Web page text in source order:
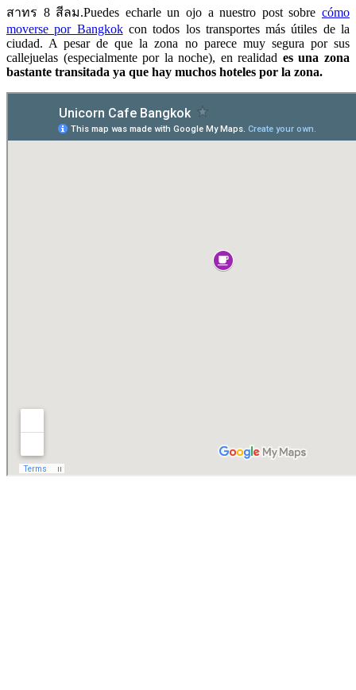
สาทร 8 สีลม.Puedes echarle un ojo a nuestro post sobre cómo
moverse por Bangkokcon todos los transportes más útiles de la
ciudad. A pesar de que la zona no parece muy segura por sus
callejuelas (especialmente por la noche), en realidad es una zona
bastante transitada ya que hay muchos hoteles por la zona.